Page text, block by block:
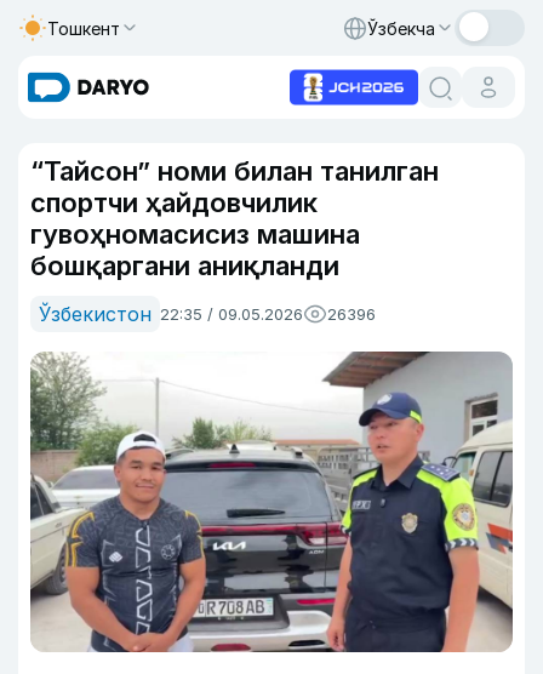
Тошкент Ўзбекча
“Тайсон” номи билан танилган
спортчи ҳайдовчилик
гувоҳномасисиз машина
бошқаргани аниқланди
Ўзбекистон 22:35 / 09.05.2026 26396